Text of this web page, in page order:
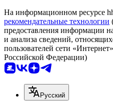
На информационном ресурсе
рекомендательные технологии
предоставления информации
и анализа сведений,
пользователей сети
Российской Федерации)
Русский